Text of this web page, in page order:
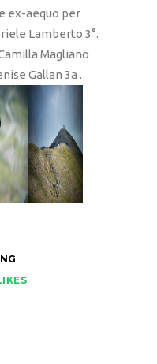
ex-aequo per
Lamberto 3°.
Magliano
Gallan 3a .